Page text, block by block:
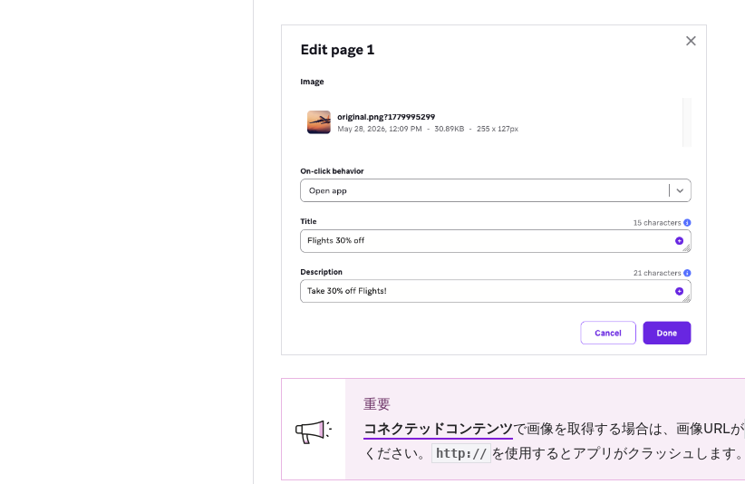
重要
コネクテッドコンテンツで画像を取得する場合は、画像URLが
ください。
http:// を使用するとアプリがクラッシュします。